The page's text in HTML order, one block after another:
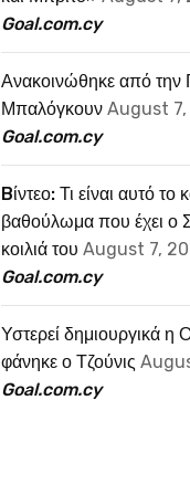
Goal.com.cy
Ανακοινώθηκε από την
Μπαλόγκουν August
Goal.com.cy
Bίντεο: Τι είναι αυτό το
βαθούλωμα που έχει ο
κοιλιά του August 7,
Goal.com.cy
Υστερεί δημιουργικά η
φάνηκε ο Τζούνις
Goal.com.cy